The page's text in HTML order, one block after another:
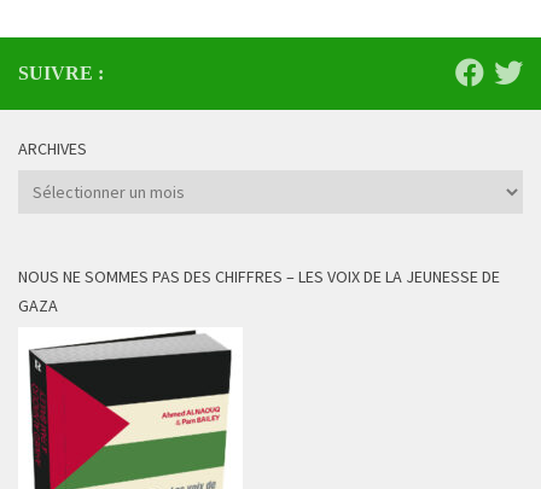
SUIVRE :
ARCHIVES
Archives
NOUS NE SOMMES PAS DES CHIFFRES – LES VOIX DE LA JEUNESSE DE
GAZA